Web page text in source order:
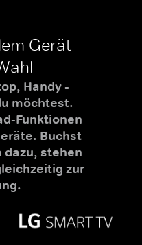
Gerät
Handy -
möchtest.
Funktionen
Buchst
dazu, stehen
zur